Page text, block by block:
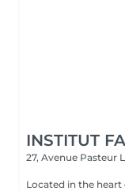
INSTITUT
27, Avenue Pasteur
Located in the